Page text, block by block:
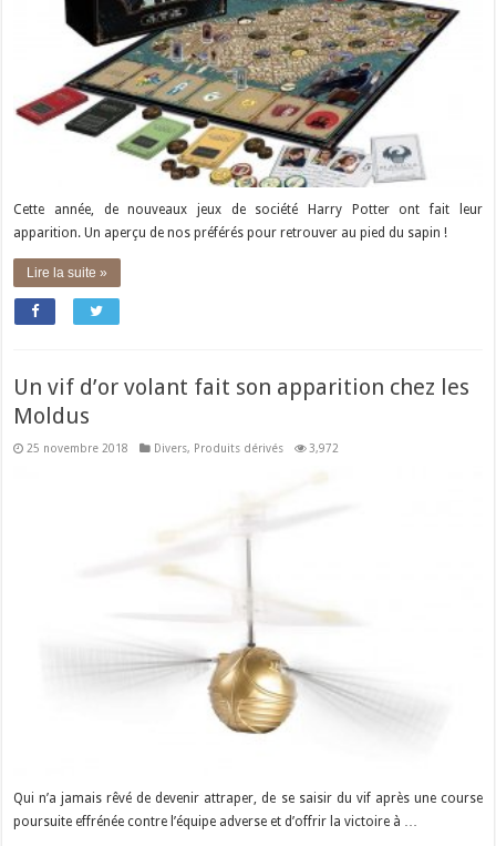
Cette année, de nouveaux jeux de société Harry Potter ont fait leur
apparition. Un aperçu de nos préférés pour retrouver au pied du sapin !
Lire la suite »
Un vif d’or volant fait son apparition chez les
Moldus
25 novembre 2018 Divers, Produits dérivés 3,972
Qui n’a jamais rêvé de devenir attraper, de se saisir du vif après une course
poursuite effrénée contre l’équipe adverse et d’offrir la victoire à …